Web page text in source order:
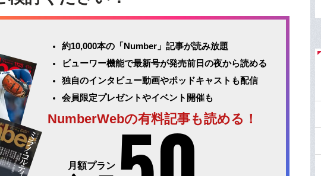
約10,000本の「Number」記事が読み放題
ビューワー機能で最新号が発売前日の夜から読める
独自のインタビュー動画やポッドキャストも配信
会員限定プレゼントやイベント開催も
NumberWebの有料記事も読める！
月額プラン